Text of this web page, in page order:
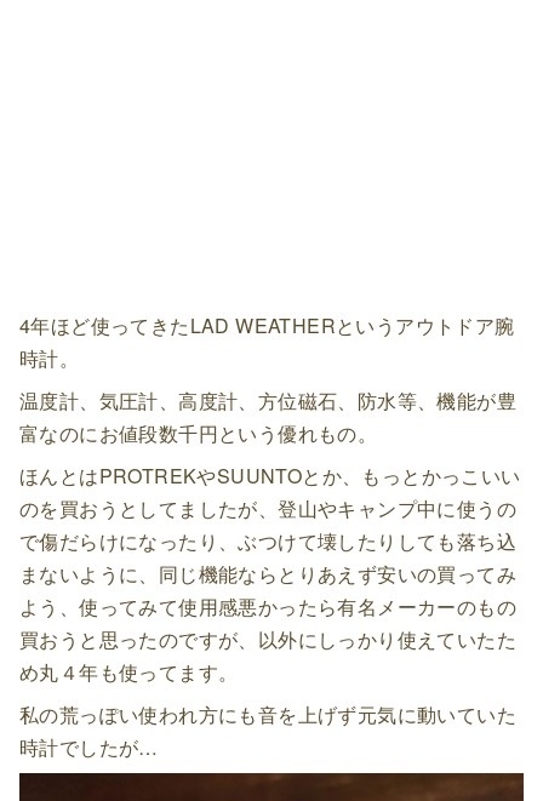
4年ほど使ってきたLAD WEATHERというアウトドア腕
時計。
温度計、気圧計、高度計、方位磁石、防水等、機能が豊
富なのにお値段数千円という優れもの。
ほんとはPROTREKやSUUNTOとか、もっとかっこいい
のを買おうとしてましたが、登山やキャンプ中に使うの
で傷だらけになったり、ぶつけて壊したりしても落ち込
まないように、同じ機能ならとりあえず安いの買ってみ
よう、使ってみて使用感悪かったら有名メーカーのもの
買おうと思ったのですが、以外にしっかり使えていたた
め丸４年も使ってます。
私の荒っぽい使われ方にも音を上げず元気に動いていた
時計でしたが…